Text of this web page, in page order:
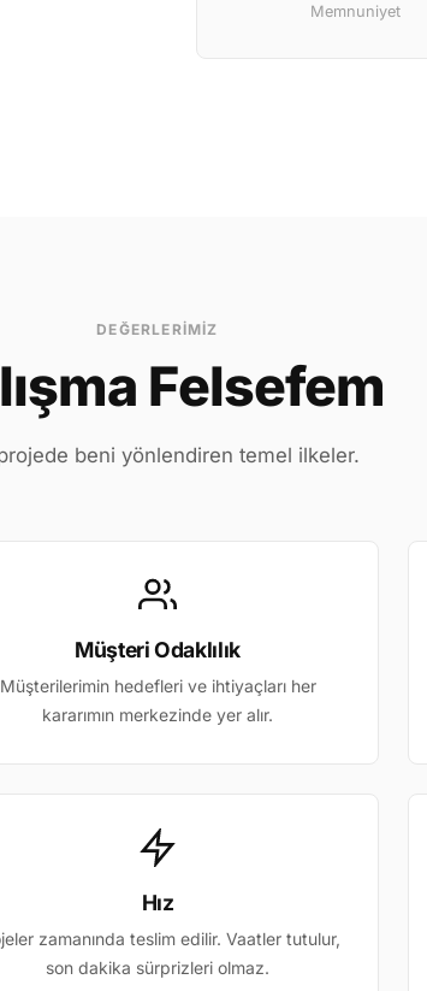
Memnuniyet
DEĞERLERIMIZ
Felsefem
beni yönlendiren temel ilkeler.
Müşteri Odaklılık
Müşterilerimin hedefleri ve ihtiyaçları her
kararımın merkezinde yer alır.
Hız
zamanında teslim edilir. Vaatler tutulur,
son dakika sürprizleri olmaz.